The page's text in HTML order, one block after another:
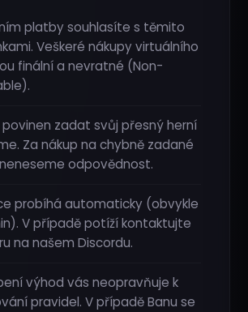
platby souhlasíte s těmito
Veškeré nákupy virtuálního
finální a nevratné (Non-
povinen zadat svůj přesný herní
Za nákup na chybně zadané
odpovědnost.
probíhá automaticky (obvykle
V případě potíží kontaktujte
na našem Discordu.
výhod vás neopravňuje k
pravidel. V případě Banu se